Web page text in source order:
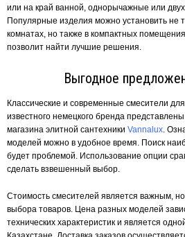
или на край ванной, однорычажные или
Популярные изделия можно установить не
комнатах, но также в компактных
позволит найти лучшие решения.
Выгодное
Классические и современные смесители
известного немецкого бренда
магазина элитной сантехники Vannalux.
моделей можно в удобное время. Поиск
будет проблемой. Использование опции
сделать взвешенный выбор.
Стоимость смесителей является важным,
выбора товаров. Цена разных моделей
технических характеристик и является